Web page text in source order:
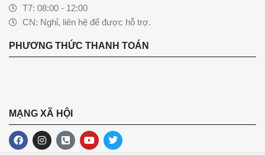
T7: 08:00 - 12:00
CN: Nghỉ, liên hệ để được hỗ trợ.
PHƯƠNG THỨC THANH TOÁN
MẠNG XÃ HỘI